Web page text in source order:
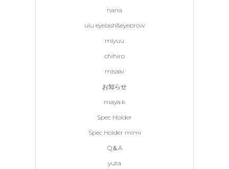
nana
ulu eyelash&eyebrow
miyuu
chihiro
misaki
お知らせ
maya.k
Spec Holder
Spec Holder mimi
Q＆A
yuta